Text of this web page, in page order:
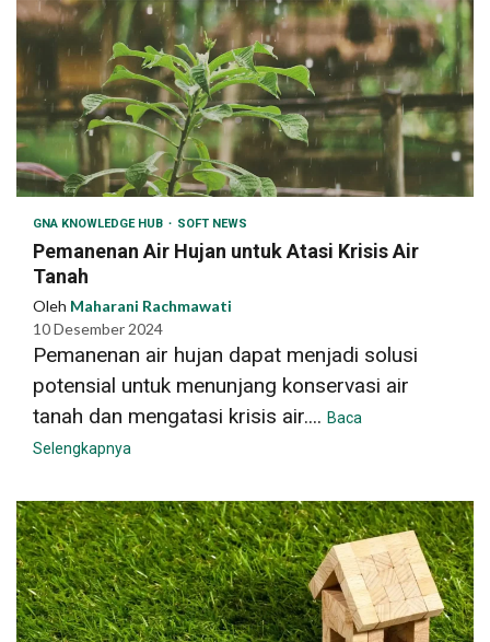
GNA KNOWLEDGE HUB SOFT NEWS
Pemanenan Air Hujan untuk Atasi Krisis Air
Tanah
Oleh Maharani Rachmawati
10 Desember 2024
Pemanenan air hujan dapat menjadi solusi
potensial untuk menunjang konservasi air
tanah dan mengatasi krisis air.... Baca
Selengkapnya